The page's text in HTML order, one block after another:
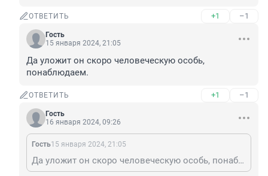
ОТВЕТИТЬ +1 –1
Гость
15 января 2024, 21:05
Да уложит он скоро человеческую особь,
понаблюдаем.
ОТВЕТИТЬ +1 –1
Гость
16 января 2024, 09:26
Гость15 января 2024, 21:05
Да уложит он скоро человеческую особь, понаблюдаем.